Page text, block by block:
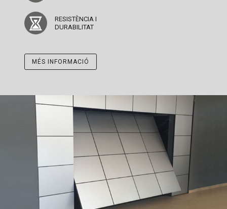
RESISTÈNCIA I
DURABILITAT
MÉS INFORMACIÓ